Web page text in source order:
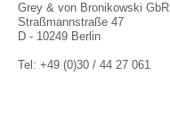
Grey & von Bronikowski GbR
Straßmannstraße 47
D - 10249 Berlin
Tel: +49 (0)30 / 44 27 061